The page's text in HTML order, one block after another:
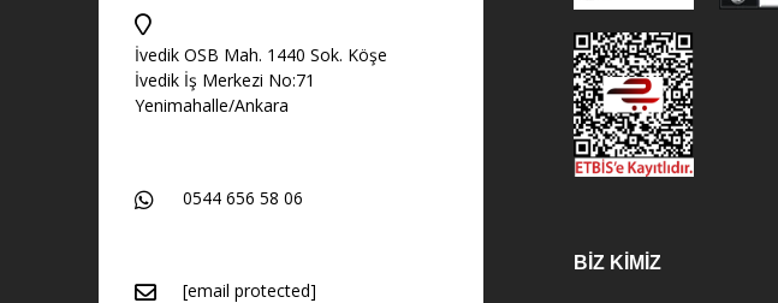
İvedik OSB Mah. 1440 Sok. Köşe
İvedik İş Merkezi No:71
Yenimahalle/Ankara
0544 656 58 06
[email protected]
BİZ KİMİZ